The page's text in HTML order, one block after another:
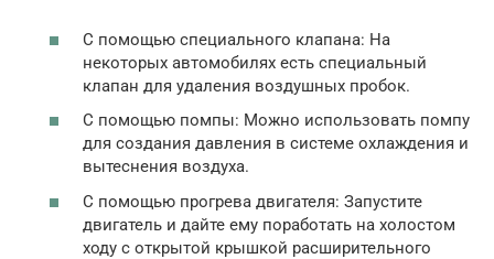
С помощью специального клапана: На
некоторых автомобилях есть специальный
клапан для удаления воздушных пробок.
С помощью помпы: Можно использовать помпу
для создания давления в системе охлаждения и
вытеснения воздуха.
С помощью прогрева двигателя: Запустите
двигатель и дайте ему поработать на холостом
ходу с открытой крышкой расширительного